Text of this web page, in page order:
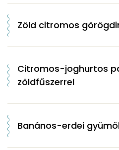
Zöld citromos
Citromos-joghurtos
zöldfűszerrel
Banános-erdei